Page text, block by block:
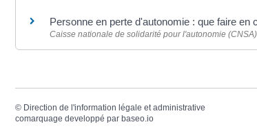
Personne en perte d'autonomie : que faire en
Caisse nationale de solidarité pour l'autonomie (CNSA)
© Direction de l'information légale et administrative
comarquage developpé par baseo.io